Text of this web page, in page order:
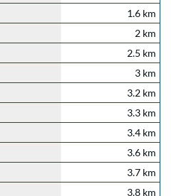
1.6 km
2 km
2.5 km
3 km
3.2 km
3.3 km
3.4 km
3.6 km
3.7 km
3.8 km